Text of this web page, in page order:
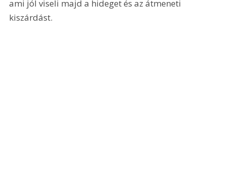
ami jól viseli majd a hideget és az átmeneti
kiszárdást.